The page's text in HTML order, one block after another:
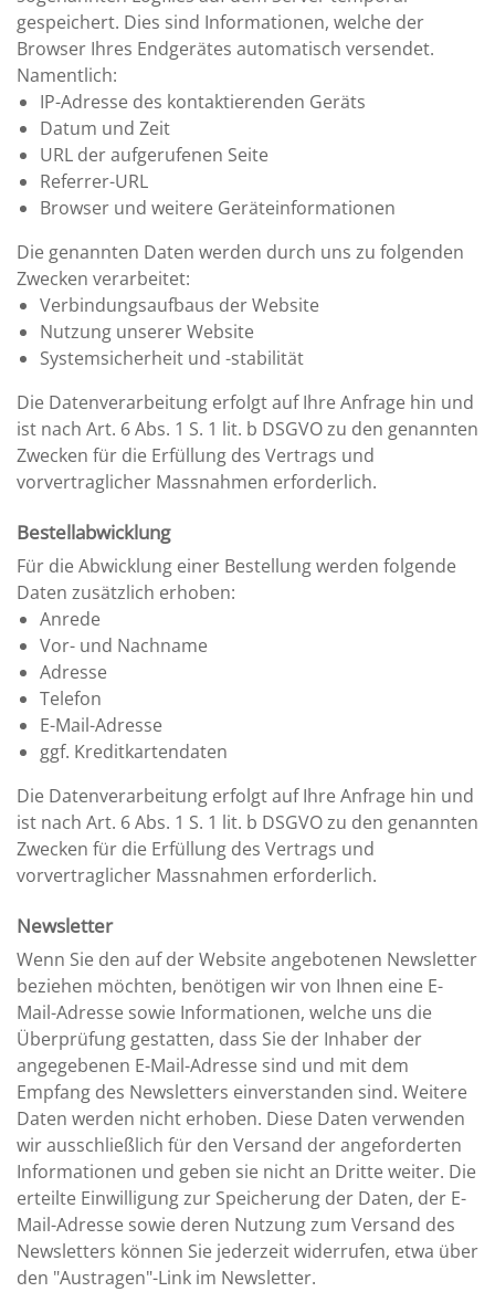
gespeichert. Dies sind Informationen, welche der
Browser Ihres Endgerätes automatisch versendet.
Namentlich:
IP-Adresse des kontaktierenden Geräts
Datum und Zeit
URL der aufgerufenen Seite
Referrer-URL
Browser und weitere Geräteinformationen
Die genannten Daten werden durch uns zu folgenden
Zwecken verarbeitet:
Verbindungsaufbaus der Website
Nutzung unserer Website
Systemsicherheit und -stabilität
Die Datenverarbeitung erfolgt auf Ihre Anfrage hin und
ist nach Art. 6 Abs. 1 S. 1 lit. b DSGVO zu den genannten
Zwecken für die Erfüllung des Vertrags und
vorvertraglicher Massnahmen erforderlich.
Bestellabwicklung
Für die Abwicklung einer Bestellung werden folgende
Daten zusätzlich erhoben:
Anrede
Vor- und Nachname
Adresse
Telefon
E-Mail-Adresse
ggf. Kreditkartendaten
Die Datenverarbeitung erfolgt auf Ihre Anfrage hin und
ist nach Art. 6 Abs. 1 S. 1 lit. b DSGVO zu den genannten
Zwecken für die Erfüllung des Vertrags und
vorvertraglicher Massnahmen erforderlich.
Newsletter
Wenn Sie den auf der Website angebotenen Newsletter
beziehen möchten, benötigen wir von Ihnen eine E-
Mail-Adresse sowie Informationen, welche uns die
Überprüfung gestatten, dass Sie der Inhaber der
angegebenen E-Mail-Adresse sind und mit dem
Empfang des Newsletters einverstanden sind. Weitere
Daten werden nicht erhoben. Diese Daten verwenden
wir ausschließlich für den Versand der angeforderten
Informationen und geben sie nicht an Dritte weiter. Die
erteilte Einwilligung zur Speicherung der Daten, der E-
Mail-Adresse sowie deren Nutzung zum Versand des
Newsletters können Sie jederzeit widerrufen, etwa über
den "Austragen"-Link im Newsletter.